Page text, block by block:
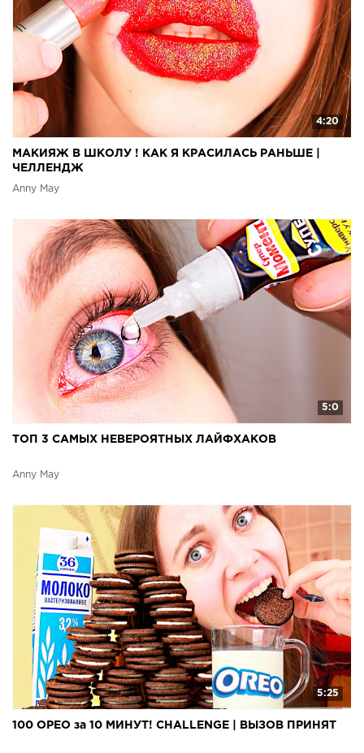
4:20
МАКИЯЖ В ШКОЛУ ! КАК Я КРАСИЛАСЬ РАНЬШЕ |
ЧЕЛЛЕНДЖ
Anny May
5:0
ТОП 3 САМЫХ НЕВЕРОЯТНЫХ ЛАЙФХАКОВ
Anny May
5:25
100 ОРЕО за 10 МИНУТ! CHALLENGE | ВЫЗОВ ПРИНЯТ